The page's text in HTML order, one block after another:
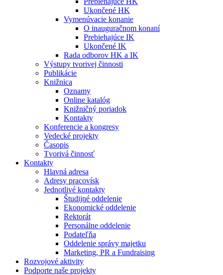
Ukončené HK
Vymenúvacie konanie
O inauguračnom konaní
Prebiehajúce IK
Ukončené IK
Rada odborov HK a IK
Výstupy tvorivej činnosti
Publikácie
Knižnica
Oznamy
Online katalóg
Knižničný poriadok
Kontakty
Konferencie a kongresy
Vedecké projekty
Časopis
Tvorivá činnosť
Kontakty
Hlavná adresa
Adresy pracovísk
Jednotlivé kontakty
Študijné oddelenie
Ekonomické oddelenie
Rektorát
Personálne oddelenie
Podateľňa
Oddelenie správy majetku
Marketing, PR a Fundraising
Rozvojové aktivity
Podporte naše projekty